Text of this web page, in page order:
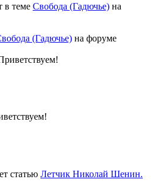
в теме Свобода (Гадючье) на
(Гадючье) на форуме
статью Летчик Николай Шенин.